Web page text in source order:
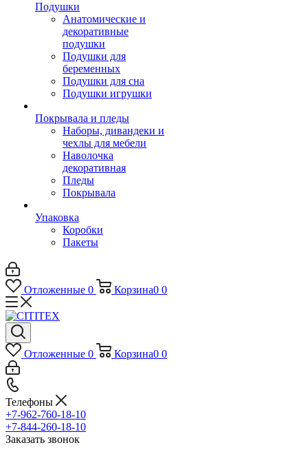
Подушки
Анатомические и
декоративные
подушки
Подушки для
беременных
Подушки для сна
Подушки игрушки
Покрывала и пледы
Наборы, дивандеки и
чехлы для мебели
Наволочка
декоративная
Пледы
Покрывала
Упаковка
Коробки
Пакеты
Отложенные 0 Корзина0 0
Отложенные 0 Корзина0 0
Телефоны
+7-962-760-18-10
+7-844-260-18-10
Заказать звонок